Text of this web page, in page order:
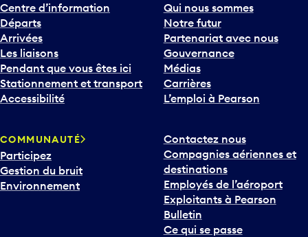
Centre d’information
Départs
Arrivées
Les liaisons
Pendant que vous êtes ici
Stationnement et transport
Accessibilité
Qui nous sommes
Notre futur
Partenariat avec nous
Gouvernance
Médias
Carrières
L’emploi à Pearson
COMMUNAUTÉ
Participez
Gestion du bruit
Environnement
Contactez nous
Compagnies aériennes et
destinations
Employés de l’aéroport
Exploitants à Pearson
Bulletin
Ce qui se passe